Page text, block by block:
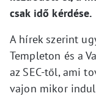
csak idő kérdése.
A hírek szerint
Templeton és a
az SEC-től, ami
vajon mikor